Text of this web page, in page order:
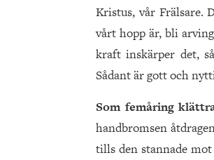
Kristus, vår Frälsare.
vårt hopp är, bli
kraft inskärper det,
Sådant är gott och
Som femåring
handbromsen
tills den stannade